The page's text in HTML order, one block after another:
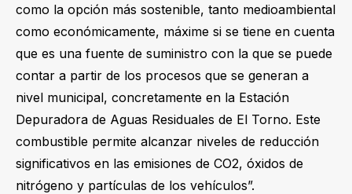
como la opción más sostenible, tanto medioambiental
como económicamente, máxime si se tiene en cuenta
que es una fuente de suministro con la que se puede
contar a partir de los procesos que se generan a
nivel municipal, concretamente en la Estación
Depuradora de Aguas Residuales de El Torno. Este
combustible permite alcanzar niveles de reducción
significativos en las emisiones de CO2, óxidos de
nitrógeno y partículas de los vehículos”.